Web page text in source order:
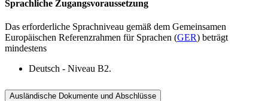
Sprachliche Zugangsvoraussetzung
Das erforderliche Sprachniveau gemäß dem Gemeinsamen
Europäischen Referenzrahmen für Sprachen (GER) beträgt
mindestens
Deutsch - Niveau B2.
Ausländische Dokumente und Abschlüsse